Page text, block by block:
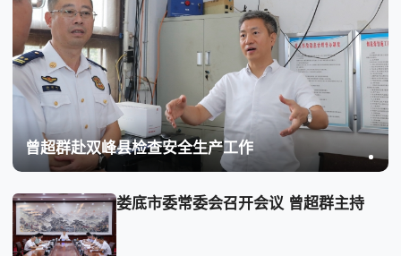
曾超群赴双峰县检查安全生产工作
娄底市委常委会召开会议 曾超群主持